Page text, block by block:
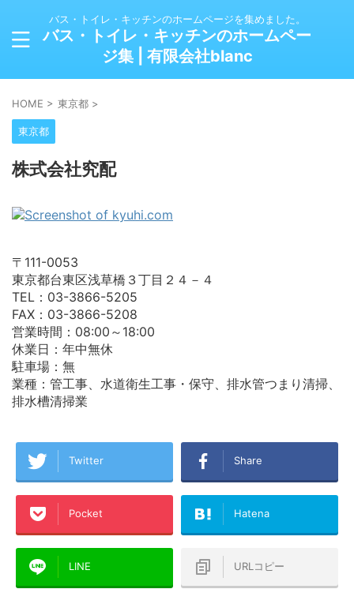
バス・トイレ・キッチンのホームページを集めました。
バス・トイレ・キッチンのホームペー
ジ集 | 有限会社blanc
HOME > 東京都 >
東京都
株式会社究配
〒111-0053
東京都台東区浅草橋３丁目２４－４
TEL：03-3866-5205
FAX：03-3866-5208
営業時間：08:00～18:00
休業日：年中無休
駐車場：無
業種：管工事、水道衛生工事・保守、排水管つまり清掃、
排水槽清掃業
Twitter Share
Pocket Hatena
LINE URLコピー